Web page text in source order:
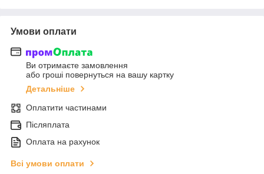
Умови оплати
Ви отримаєте замовлення
або гроші повернуться на вашу картку
Детальніше
Оплатити частинами
Післяплата
Оплата на рахунок
Всі умови оплати